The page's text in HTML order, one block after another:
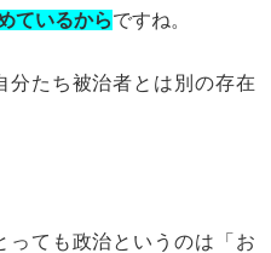
ているからですね。
分たち被治者とは別の存在
っても政治というのは「お